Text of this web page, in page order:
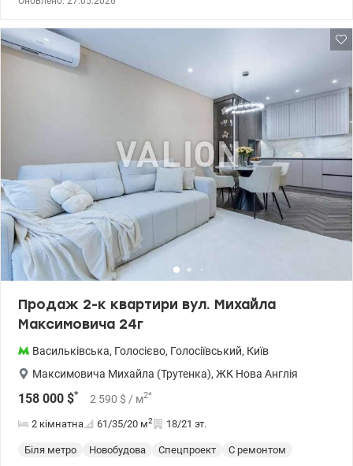
Продаж 2-к квартири вул. Михайла
Максимовича 24г
Васильківська, Голосієво, Голосіївський, Київ
Максимовича Михайла (Трутенка), ЖК Нова Англія
158 000 $* 2 590 $ / м2*
2 кімнатна 61/35/20 м2 18/21 эт.
Біля метро Новобудова Спецпроект
С ремонтом